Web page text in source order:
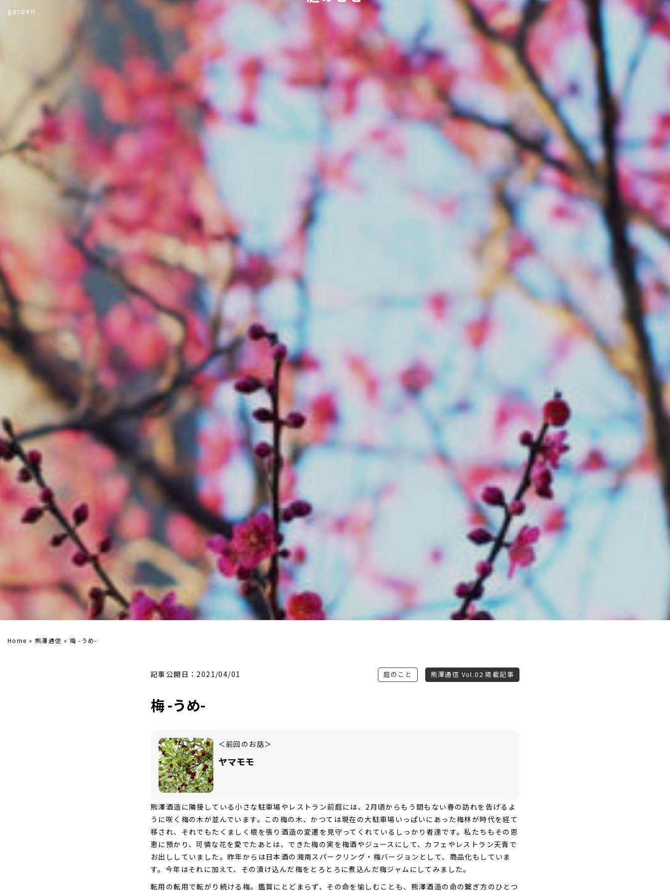
garden
Home » 熊澤通信 » 梅 -うめ-
記事公開日：2021/04/01 熊澤通信 Vol.02 掲載記事
庭のこと
梅 -うめ-
＜前回のお話＞
ヤマモモ
熊澤酒造に隣接している小さな駐車場やレストラン前庭には、2月頃からもう間もない春の訪れを告げるよ
うに咲く梅の木が並んでいます。この梅の木、かつては現在の大駐車場いっぱいにあった梅林が時代を経て
移され、それでもたくましく根を張り酒造の変遷を見守ってくれているしっかり者達です。私たちもその恩
恵に預かり、可憐な花を愛でたあとは、できた梅の実を梅酒やジュースにして、カフェやレストラン天青で
お出ししていました。昨年からは日本酒の湘南スパークリング・梅バージョンとして、商品化もしていま
す。今年はそれに加えて、その漬け込んだ梅をとろとろに煮込んだ梅ジャムにしてみました。
転用の転用で転がり続ける梅。鑑賞にとどまらず、その命を愉しむことも、熊澤酒造の命の繋ぎ方のひとつ